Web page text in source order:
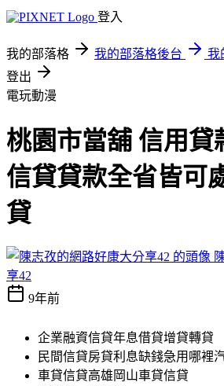
登入
我的部落格 我的部落格後台
我
登出
電玩動漫
桃園市當舖 信用貸
信貸貸款全省皆可
貸
享42
9年前
企業融資信貸年息借貸增貸轉貸
民間信貸房貸利息缺錢急用哪裡
車貸信貸高雄岡山車貸信貸